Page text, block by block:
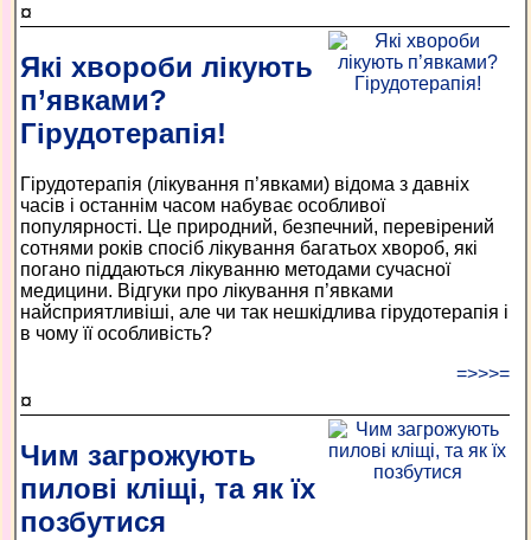
¤
Які хвороби лікують
п’явками?
Гірудотерапія!
Гірудотерапія (лікування п’явками) відома з давніх
часів і останнім часом набуває особливої
популярності. Це природний, безпечний, перевірений
сотнями років спосіб лікування багатьох хвороб, які
погано піддаються лікуванню методами сучасної
медицини. Відгуки про лікування п’явками
найсприятливіші, але чи так нешкідлива гірудотерапія і
в чому її особливість?
=>>>=
¤
Чим загрожують
пилові кліщі, та як їх
позбутися